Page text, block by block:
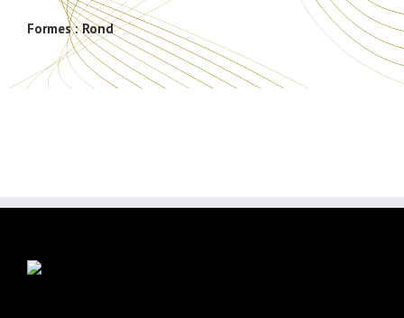
Formes :Rond